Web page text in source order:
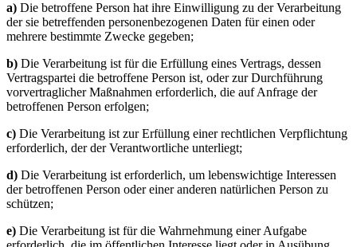
a) Die betroffene Person hat ihre Einwilligung zu der Verarbeitung
der sie betreffenden personenbezogenen Daten für einen oder
mehrere bestimmte Zwecke gegeben;
b) Die Verarbeitung ist für die Erfüllung eines Vertrags, dessen
Vertragspartei die betroffene Person ist, oder zur Durchführung
vorvertraglicher Maßnahmen erforderlich, die auf Anfrage der
betroffenen Person erfolgen;
c) Die Verarbeitung ist zur Erfüllung einer rechtlichen Verpflichtung
erforderlich, der der Verantwortliche unterliegt;
d) Die Verarbeitung ist erforderlich, um lebenswichtige Interessen
der betroffenen Person oder einer anderen natürlichen Person zu
schützen;
e) Die Verarbeitung ist für die Wahrnehmung einer Aufgabe